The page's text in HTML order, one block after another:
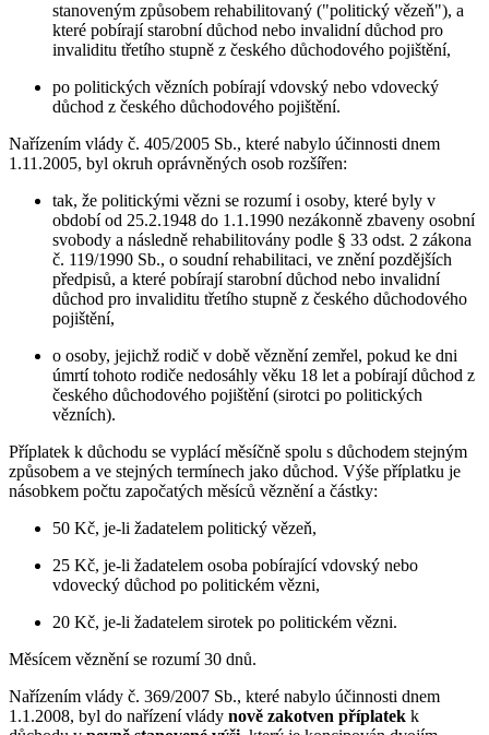
stanoveným způsobem rehabilitovaný ("politický vězeň"), a
které pobírají starobní důchod nebo invalidní důchod pro
invaliditu třetího stupně z českého důchodového pojištění,
po politických vězních pobírají vdovský nebo vdovecký
důchod z českého důchodového pojištění.
Nařízením vlády č. 405/2005 Sb., které nabylo účinnosti dnem
1.11.2005, byl okruh oprávněných osob rozšířen:
tak, že politickými vězni se rozumí i osoby, které byly v
období od 25.2.1948 do 1.1.1990 nezákonně zbaveny osobní
svobody a následně rehabilitovány podle § 33 odst. 2 zákona
č. 119/1990 Sb., o soudní rehabilitaci, ve znění pozdějších
předpisů, a které pobírají starobní důchod nebo invalidní
důchod pro invaliditu třetího stupně z českého důchodového
pojištění,
o osoby, jejichž rodič v době věznění zemřel, pokud ke dni
úmrtí tohoto rodiče nedosáhly věku 18 let a pobírají důchod z
českého důchodového pojištění (sirotci po politických
vězních).
Příplatek k důchodu se vyplácí měsíčně spolu s důchodem stejným
způsobem a ve stejných termínech jako důchod. Výše příplatku je
násobkem počtu započatých měsíců věznění a částky:
50 Kč, je-li žadatelem politický vězeň,
25 Kč, je-li žadatelem osoba pobírající vdovský nebo
vdovecký důchod po politickém vězni,
20 Kč, je-li žadatelem sirotek po politickém vězni.
Měsícem věznění se rozumí 30 dnů.
Nařízením vlády č. 369/2007 Sb., které nabylo účinnosti dnem
1.1.2008, byl do nařízení vlády nově zakotven příplatek k